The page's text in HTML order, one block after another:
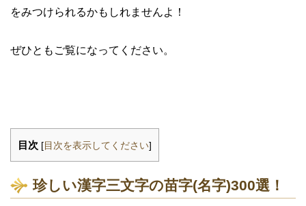
をみつけられるかもしれませんよ！
ぜひともご覧になってください。
目次 [ 目次を表示してください]
珍しい漢字三文字の苗字(名字)300選！